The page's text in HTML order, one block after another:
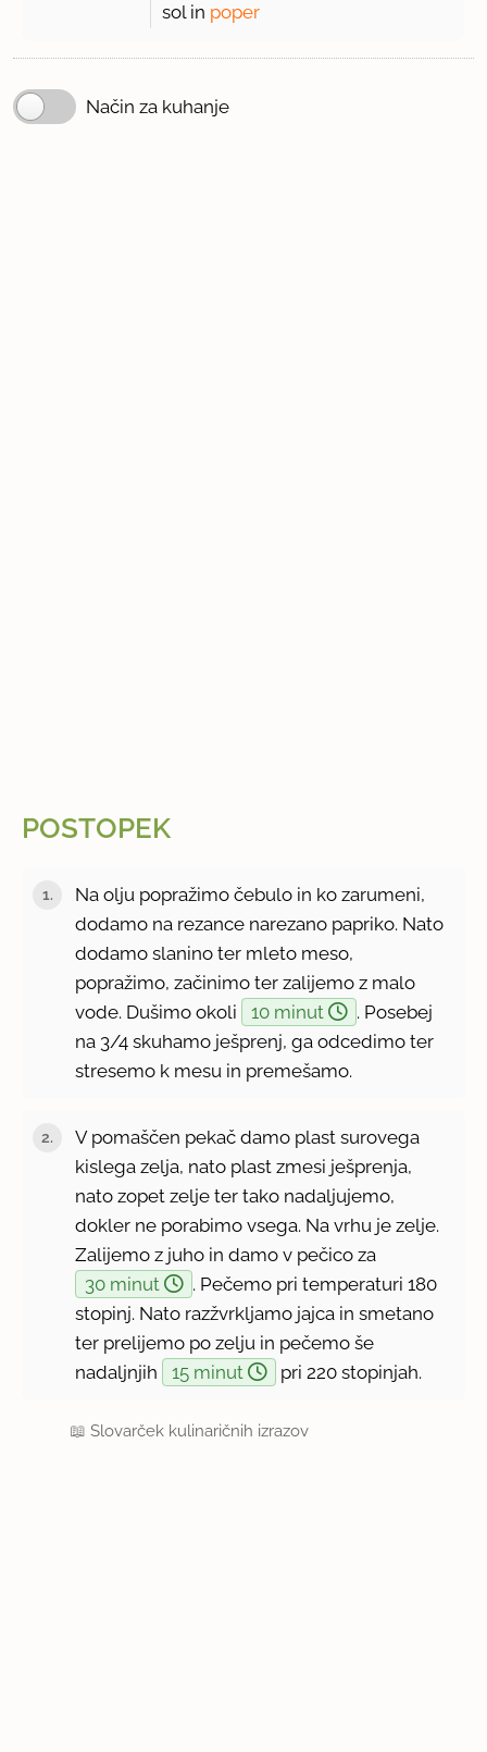
sol in poper
Način za kuhanje
POSTOPEK
Na olju popražimo čebulo in ko zarumeni,
dodamo na rezance narezano papriko. Nato
dodamo slanino ter mleto meso,
popražimo, začinimo ter zalijemo z malo
vode. Dušimo okoli
10 minut
. Posebej
na 3/4 skuhamo ješprenj, ga odcedimo ter
stresemo k mesu in premešamo.
V pomaščen pekač damo plast surovega
kislega zelja, nato plast zmesi ješprenja,
nato zopet zelje ter tako nadaljujemo,
dokler ne porabimo vsega. Na vrhu je zelje.
Zalijemo z juho in damo v pečico za
30 minut
. Pečemo pri temperaturi 180
stopinj. Nato razžvrkljamo jajca in smetano
ter prelijemo po zelju in pečemo še
nadaljnjih
15 minut pri 220 stopinjah.
📖Slovarček kulinaričnih izrazov